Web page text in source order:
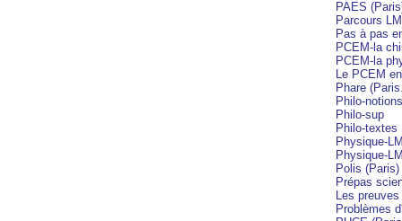
PAES
Parcours
Pas à pas
PCEM-la
PCEM-la
Le PCEM
Phare
Philo-notions
Philo-sup
Philo-textes
Physique-
Physique-
Polis (Paris)
Prépas
Les
Problèmes